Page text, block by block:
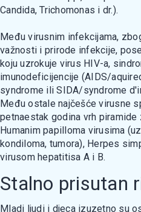
Candida, Trichomonas i dr.).
Među virusnim infekcijama,
važnosti i prirode infekcije,
koju uzrokuje virus HIV-a,
imunodeficijencije (AIDS/
syndrome ili SIDA/syndrome
Među ostale najčešće virusne
petnaestak godina vrh
Humanim papilloma virusima
kondiloma, tumora), Herpes
virusom hepatitisa A i B.
Stalno prisutan
Mladi ljudi i djeca izuzetno su